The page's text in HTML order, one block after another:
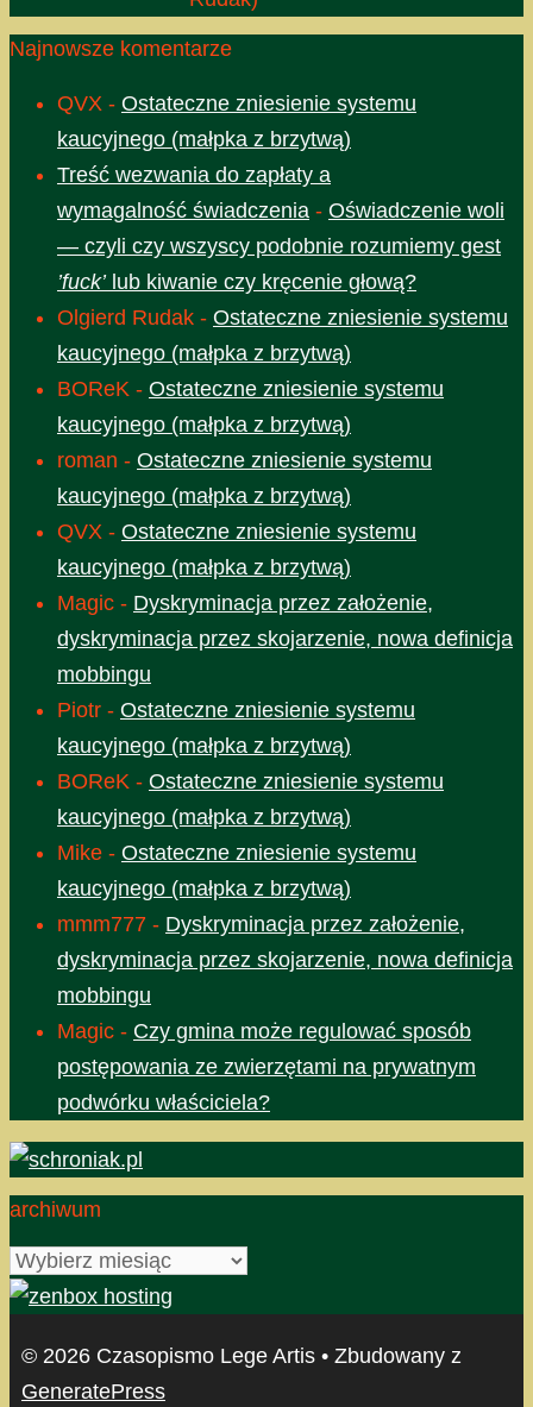
Najnowsze komentarze
QVX - Ostateczne zniesienie systemu
kaucyjnego (małpka z brzytwą)
Treść wezwania do zapłaty a
wymagalność świadczenia - Oświadczenie woli
— czyli czy wszyscy podobnie rozumiemy gest
’fuck’lub kiwanie czy kręcenie głową?
Olgierd Rudak - Ostateczne zniesienie systemu
kaucyjnego (małpka z brzytwą)
BOReK - Ostateczne zniesienie systemu
kaucyjnego (małpka z brzytwą)
roman - Ostateczne zniesienie systemu
kaucyjnego (małpka z brzytwą)
QVX - Ostateczne zniesienie systemu
kaucyjnego (małpka z brzytwą)
Magic - Dyskryminacja przez założenie,
dyskryminacja przez skojarzenie, nowa definicja
mobbingu
Piotr - Ostateczne zniesienie systemu
kaucyjnego (małpka z brzytwą)
BOReK - Ostateczne zniesienie systemu
kaucyjnego (małpka z brzytwą)
Mike - Ostateczne zniesienie systemu
kaucyjnego (małpka z brzytwą)
mmm777 - Dyskryminacja przez założenie,
dyskryminacja przez skojarzenie, nowa definicja
mobbingu
Magic - Czy gmina może regulować sposób
postępowania ze zwierzętami na prywatnym
podwórku właściciela?
archiwum
archiwum
© 2026 Czasopismo Lege Artis • Zbudowany z
GeneratePress